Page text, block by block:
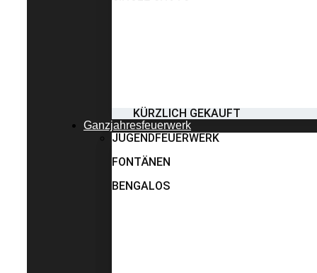
KÜRZLICH GEKAUFT
Ganzjahresfeuerwerk
JUGENDFEUERWERK
FONTÄNEN
BENGALOS